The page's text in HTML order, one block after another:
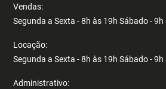
Vendas:
Segunda a Sexta - 8h às 19h Sábado - 9h
Locação:
Segunda a Sexta - 8h às 19h Sábado - 9h
Administrativo: